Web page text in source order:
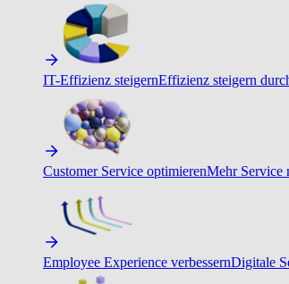
IT-Effizienz steigernEffizienz steigern
Customer Service optimierenMehr Service
Employee Experience verbessernDigitale